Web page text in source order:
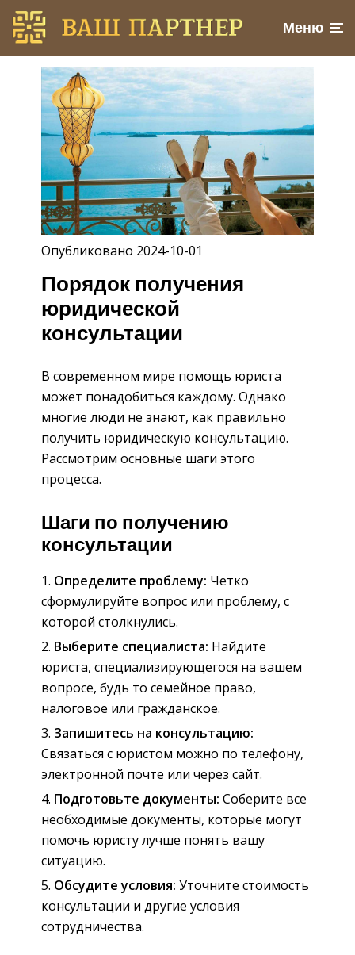
Меню
Опубликовано 2024-10-01
Порядок получения
юридической
консультации
В современном мире помощь юриста
может понадобиться каждому. Однако
многие люди не знают, как правильно
получить юридическую консультацию.
Рассмотрим основные шаги этого
процесса.
Шаги по получению
консультации
Определите проблему: Четко
сформулируйте вопрос или проблему, с
которой столкнулись.
Выберите специалиста: Найдите
юриста, специализирующегося на вашем
вопросе, будь то семейное право,
налоговое или гражданское.
Запишитесь на консультацию:
Связаться с юристом можно по телефону,
электронной почте или через сайт.
Подготовьте документы: Соберите все
необходимые документы, которые могут
помочь юристу лучше понять вашу
ситуацию.
Обсудите условия: Уточните стоимость
консультации и другие условия
сотрудничества.